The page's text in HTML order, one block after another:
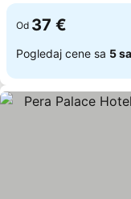
Od 37 €
Pogledaj cene sa 5